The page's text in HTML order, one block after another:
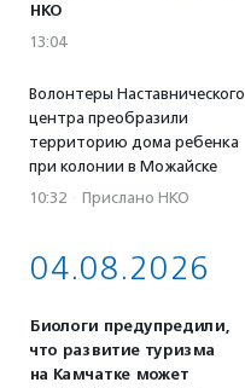
НКО
13:04
Волонтеры Наставнического
центра преобразили
территорию дома ребенка
при колонии в Можайске
10:32 · Прислано НКО
04.08.2026
Биологи предупредили,
что развитие туризма
на Камчатке может